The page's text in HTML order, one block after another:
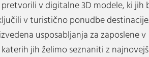
v digitalne 3D modele, ki jih
v turistično ponudbe
usposabljanja za zaposlene v
jih želimo seznaniti z